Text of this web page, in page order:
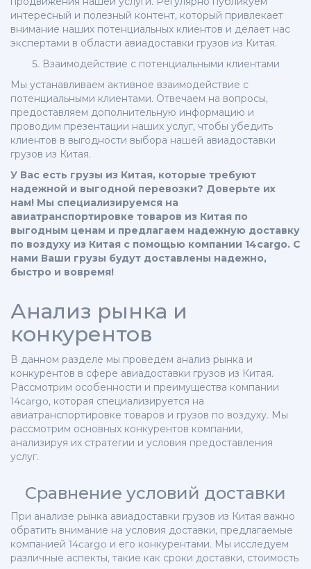
интересный и полезный контент, который привлекает
внимание наших потенциальных клиентов и делает нас
экспертами в области авиадоставки грузов из Китая.
5. Взаимодействие с потенциальными клиентами
Мы устанавливаем активное взаимодействие с
потенциальными клиентами. Отвечаем на вопросы,
предоставляем дополнительную информацию и
проводим презентации наших услуг, чтобы убедить
клиентов в выгодности выбора нашей авиадоставки
грузов из Китая.
У Вас есть грузы из Китая, которые требуют
надежной и выгодной перевозки? Доверьте их
нам! Мы специализируемся на
авиатранспортировке товаров из Китая по
выгодным ценам и предлагаем надежную доставку
по воздуху из Китая с помощью компании 14cargo. С
нами Ваши грузы будут доставлены надежно,
быстро и вовремя!
Анализ рынка и
конкурентов
В данном разделе мы проведем анализ рынка и
конкурентов в сфере авиадоставки грузов из Китая.
Рассмотрим особенности и преимущества компании
14cargo, которая специализируется на
авиатранспортировке товаров и грузов по воздуху. Мы
рассмотрим основных конкурентов компании,
анализируя их стратегии и условия предоставления
услуг.
Сравнение условий доставки
При анализе рынка авиадоставки грузов из Китая важно
обратить внимание на условия доставки, предлагаемые
компанией 14cargo и его конкурентами. Мы исследуем
различные аспекты, такие как сроки доставки, стоимость